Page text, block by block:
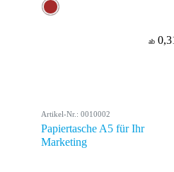
ab
Artikel-Nr.: 0010002
Papiertasche A5 für Ihr
Marketing